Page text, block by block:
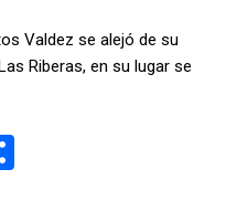
Valdez se alejó de su
Riberas, en su lugar se